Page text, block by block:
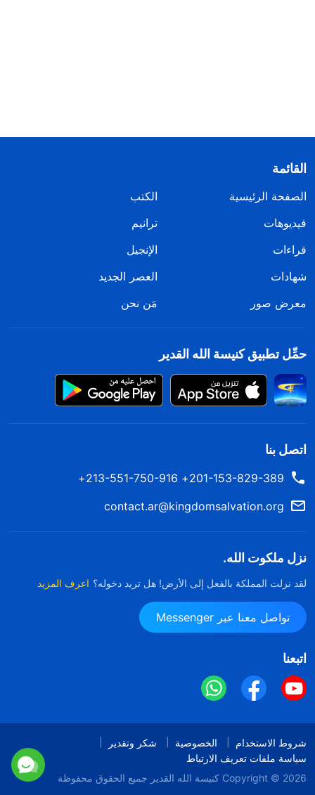
القائمة
الصفحة الرئيسية
الكتب
فيديوهات
ترانيم
قراءات
الإنجيل
شهادات
العصر الجديد
معرض صور
مَن نحن
حمِّل تطبيق كنيسة الله القدير
اتصل بنا
201-153-829-389+ 213-551-750-916+
contact.ar@kingdomsalvation.org
نزل ملكوت الله.
لقد نزلت المملكة بالفعل إلى الأرض! هل تريد دخوله؟ اعرف المزيد
تواصل معنا عبر Messenger
اتبعنا
شروط الاستخدام الخصوصية
شكر وتقدير
سياسة ملفات تعريف الارتباط
Copyright © 2026 كنيسة الله القدير جميع الحقوق محفوظة